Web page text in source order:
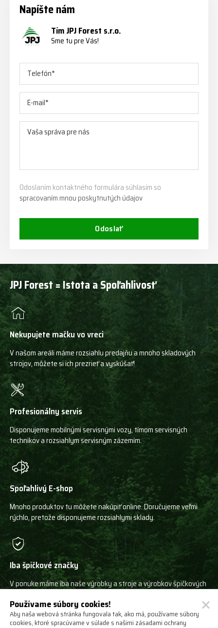
Napíšte nám
Tím JPJ Forest s.r.o.
Sme tu pre Vás!
Odoslaním kontaktného formulára súhlasím so
spracovaním mnou poskytnutých údajov
Odoslať
JPJ Forest = Istota a Spoľahlivosť
Nekupujete mačku vo vreci
V našom areáli máme rozsiahlu predajňu a mnoho skladových
strojov, môžete si ich prezrieť a vyskúšať!
Profesionálny servis
Disponujeme mobilnými servisnými vozy, tímom servisných
technikov a rozsiahlym servisným zázemím.
Spoľahlivý E-shop
Mnoho produktov tu môžete nakúpiť online. Doručujeme veľmi
rýchlo, pretože disponujeme rozsiahlymi sklady.
Iba špičkové značky
V ponuke máme iba naše výrobky a stroje a výrobkov špičkových
Používame súbory cookies!
Aby naša webová stránka fungovala tak, ako má, používame súbory
cookies, ktoré spracúvame v súlade s našimi zásadami ochrany